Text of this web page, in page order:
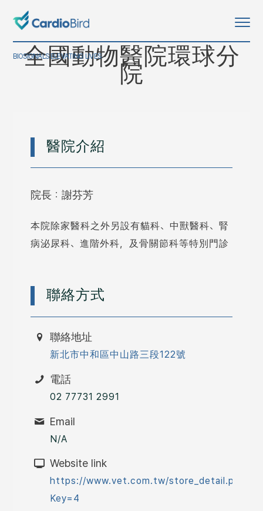
BIOSIGNALS ELEVATING LIVES
全國動物醫院環球分
院
醫院介紹
院長：謝芬芳
本院除家醫科之外另設有貓科、中獸醫科、腎
病泌尿科、進階外科，及骨關節科等特別門診
聯絡方式
聯絡地址
新北市中和區中山路三段122號
電話
02 77731 2991
Email
N/A
Website link
https://www.vet.com.tw/store_detail.php?
Key=4